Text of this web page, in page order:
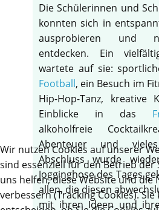
Die Schülerinnen und
konnten sich in
ausprobieren und
entdecken. Ein
wartete auf sie:
Football, ein Besuch im
Hip-Hop-Tanz, kreative
Einblicke in das
alkoholfreie
Abenteuer und
Abschluss wurde
Jogginghose des Tages
allen, die diesen
mit ihren Ideen und
Wir nutzen Cookies auf unserer
sind essenziell für den Betrieb der
uns helfen, diese Website und die
verbessern (Tracking Cookies).